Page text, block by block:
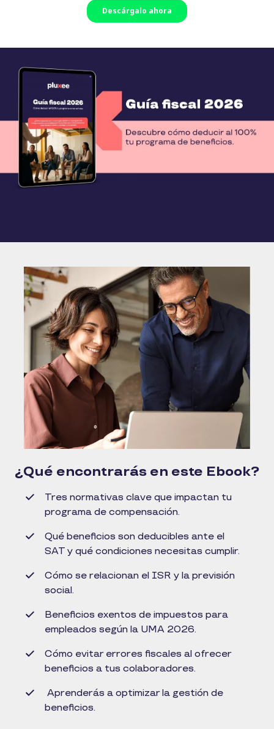
¿Qué encontrarás en este Ebook?
Tres normativas clave que impactan tu
programa de compensación.
Qué beneficios son deducibles ante el
SAT y qué condiciones necesitas cumplir.
Cómo se relacionan el ISR y la previsión
social.
Beneficios exentos de impuestos para
empleados según la UMA 2026.
Cómo evitar errores ﬁscales al ofrecer
beneficios a tus colaboradores.
Aprenderás a optimizar la gestión de
beneficios.